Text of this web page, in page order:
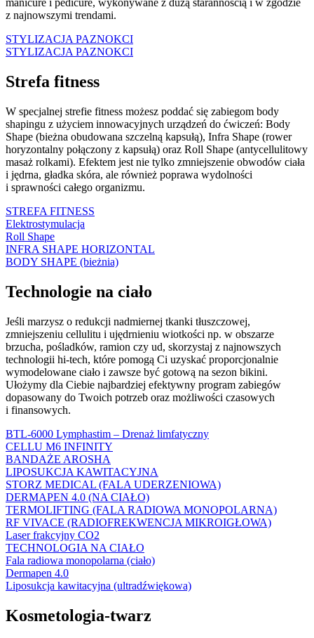
manicure i pedicure, wykonywane z dużą starannością i w zgodzie
z najnowszymi trendami.
STYLIZACJA PAZNOKCI
STYLIZACJA PAZNOKCI
Strefa fitness
W specjalnej strefie fitness możesz poddać się zabiegom body
shapingu z użyciem innowacyjnych urządzeń do ćwiczeń: Body
Shape (bieżna obudowana szczelną kapsułą), Infra Shape (rower
horyzontalny połączony z kapsułą) oraz Roll Shape (antycellulitowy
masaż rolkami). Efektem jest nie tylko zmniejszenie obwodów ciała
i jędrna, gładka skóra, ale również poprawa wydolności
i sprawności całego organizmu.
STREFA FITNESS
Elektrostymulacja
Roll Shape
INFRA SHAPE HORIZONTAL
BODY SHAPE (bieżnia)
Technologie na ciało
Jeśli marzysz o redukcji nadmiernej tkanki tłuszczowej,
zmniejszeniu cellulitu i ujędrnieniu wiotkości np. w obszarze
brzucha, pośladków, ramion czy ud, skorzystaj z najnowszych
technologii hi-tech, które pomogą Ci uzyskać proporcjonalnie
wymodelowane ciało i zawsze być gotową na sezon bikini.
Ułożymy dla Ciebie najbardziej efektywny program zabiegów
dopasowany do Twoich potrzeb oraz możliwości czasowych
i finansowych.
BTL-6000 Lymphastim – Drenaż limfatyczny
CELLU M6 INFINITY
BANDAŻE AROSHA
LIPOSUKCJA KAWITACYJNA
STORZ MEDICAL (FALA UDERZENIOWA)
DERMAPEN 4.0 (NA CIAŁO)
TERMOLIFTING (FALA RADIOWA MONOPOLARNA)
RF VIVACE (RADIOFREKWENCJA MIKROIGŁOWA)
Laser frakcyjny CO2
TECHNOLOGIA NA CIAŁO
Fala radiowa monopolarna (ciało)
Dermapen 4.0
Liposukcja kawitacyjna (ultradźwiękowa)
Kosmetologia-twarz